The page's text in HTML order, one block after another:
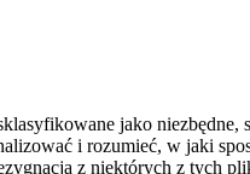
jako niezbędne,
i rozumieć, w jaki
z niektórych z tych